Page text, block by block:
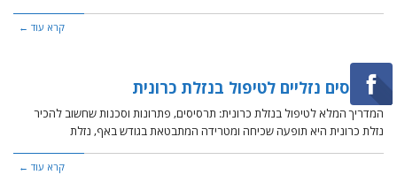
קרא עוד ←
תרסיסים נזליים לטיפול בנזלת כרונית
המדריך המלא לטיפול בנזלת כרונית: תרסיסים, פתרונות וסכנות שחשוב להכיר ​
נזלת כרונית היא תופעה שכיחה ומטרידה המתבטאת בגודש באף, נזלת
קרא עוד ←